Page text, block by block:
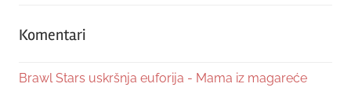
Komentari
Brawl Stars uskršnja euforija - Mama iz magareće